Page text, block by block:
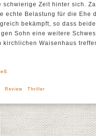
schwierige Zeit hinter sich.
echte Belastung für die Ehe
bekämpft, so dass
Sohn eine weitere
Waisenhaus
Review Thriller